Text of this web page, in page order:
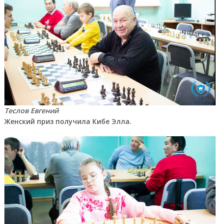
Теслов Евгений
Женский приз получила Кибе Элла.